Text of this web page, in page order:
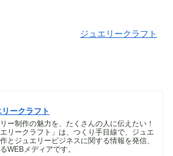
ジュエリークラフト
リークラフト
ー制作の魅力を、たくさんの人に伝えたい！
エリークラフト」は、つくり手目線で、ジュエ
とジュエリービジネスに関する情報を発信、
WEBメディアです。